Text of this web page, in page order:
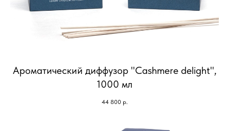
Ароматический диффузор "Cashmere delight",
1000 мл
44 800 р.